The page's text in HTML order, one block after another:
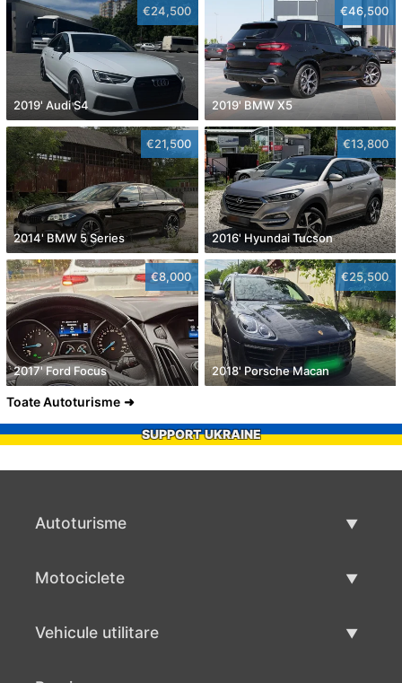
€24,500
2019' Audi S4
€46,500
2019' BMW X5
€21,500
2014' BMW 5 Series
€13,800
2016' Hyundai Tucson
€8,000
2017' Ford Focus
€25,500
2018' Porsche Macan
Toate Autoturisme
SUPPORT UKRAINE
Autoturisme
Motociclete
Vehicule utilitare